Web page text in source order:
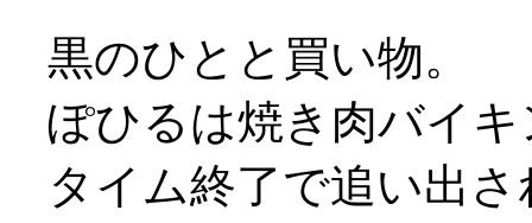
黒のひとと買い物。
ぽひるは焼き肉バイ
タイム終了で追い出さ